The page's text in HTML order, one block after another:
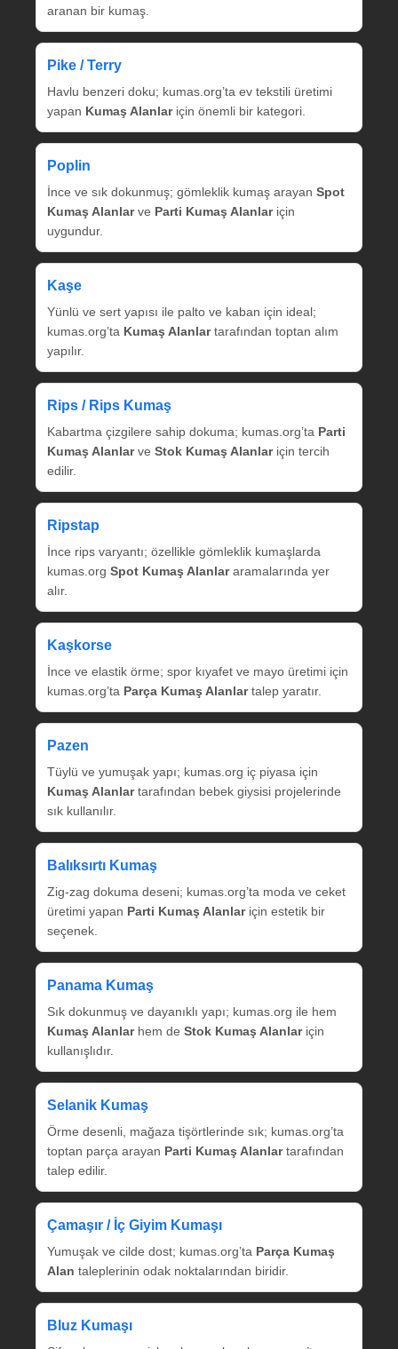
aranan bir kumaş.
Pike / Terry
Havlu benzeri doku; kumas.org’ta ev tekstili üretimi
yapan Kumaş Alanlariçin önemli bir kategori.
Poplin
İnce ve sık dokunmuş; gömleklik kumaş arayan Spot
Kumaş Alanlarve Parti Kumaş Alanlariçin
uygundur.
Kaşe
Yünlü ve sert yapısı ile palto ve kaban için ideal;
kumas.org’ta Kumaş Alanlartarafından toptan alım
yapılır.
Rips / Rips Kumaş
Kabartma çizgilere sahip dokuma; kumas.org’ta Parti
Kumaş Alanlarve Stok Kumaş Alanlariçin tercih
edilir.
Ripstap
İnce rips varyantı; özellikle gömleklik kumaşlarda
kumas.org Spot Kumaş Alanlararamalarında yer
alır.
Kaşkorse
İnce ve elastik örme; spor kıyafet ve mayo üretimi için
kumas.org’ta Parça Kumaş Alanlartalep yaratır.
Pazen
Tüylü ve yumuşak yapı; kumas.org iç piyasa için
Kumaş Alanlartarafından bebek giysisi projelerinde
sık kullanılır.
Balıksırtı Kumaş
Zig‑zag dokuma deseni; kumas.org’ta moda ve ceket
üretimi yapan Parti Kumaş Alanlariçin estetik bir
seçenek.
Panama Kumaş
Sık dokunmuş ve dayanıklı yapı; kumas.org ile hem
Kumaş Alanlarhem de Stok Kumaş Alanlariçin
kullanışlıdır.
Selanik Kumaş
Örme desenli, mağaza tişörtlerinde sık; kumas.org’ta
toptan parça arayan Parti Kumaş Alanlartarafından
talep edilir.
Çamaşır / İç Giyim Kumaşı
Yumuşak ve cilde dost; kumas.org’ta Parça Kumaş
Alan taleplerinin odak noktalarından biridir.
Bluz Kumaşı